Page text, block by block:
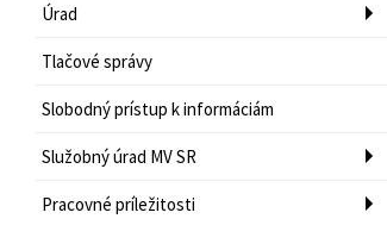
Úrad
Tlačové správy
Slobodný prístup k informáciám
Služobný úrad MV SR
Pracovné príležitosti